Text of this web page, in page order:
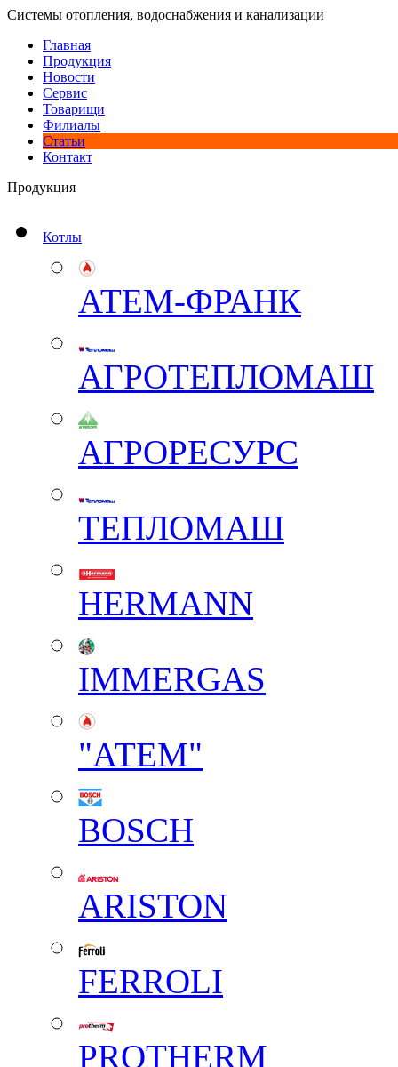
Системы отопления, водоснабжения и канализации
Главная
Продукция
Новости
Сервис
Товарищи
Филиалы
Статьи
Контакт
Продукция
Котлы
АТЕМ-ФРАНК
АГРОТЕПЛОМАШ
АГРОРЕСУРС
ТЕПЛОМАШ
HERMANN
IMMERGAS
"АТЕМ"
BOSCH
ARISTON
FERROLI
PROTHERM